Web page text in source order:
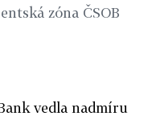
zóna ČSOB
vedla nadmíru